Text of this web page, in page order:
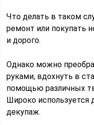
Что делать в таком
ремонт или покупать
и дорого.
Однако можно
руками, вдохнуть в
помощью различных
Широко используется
декупаж.